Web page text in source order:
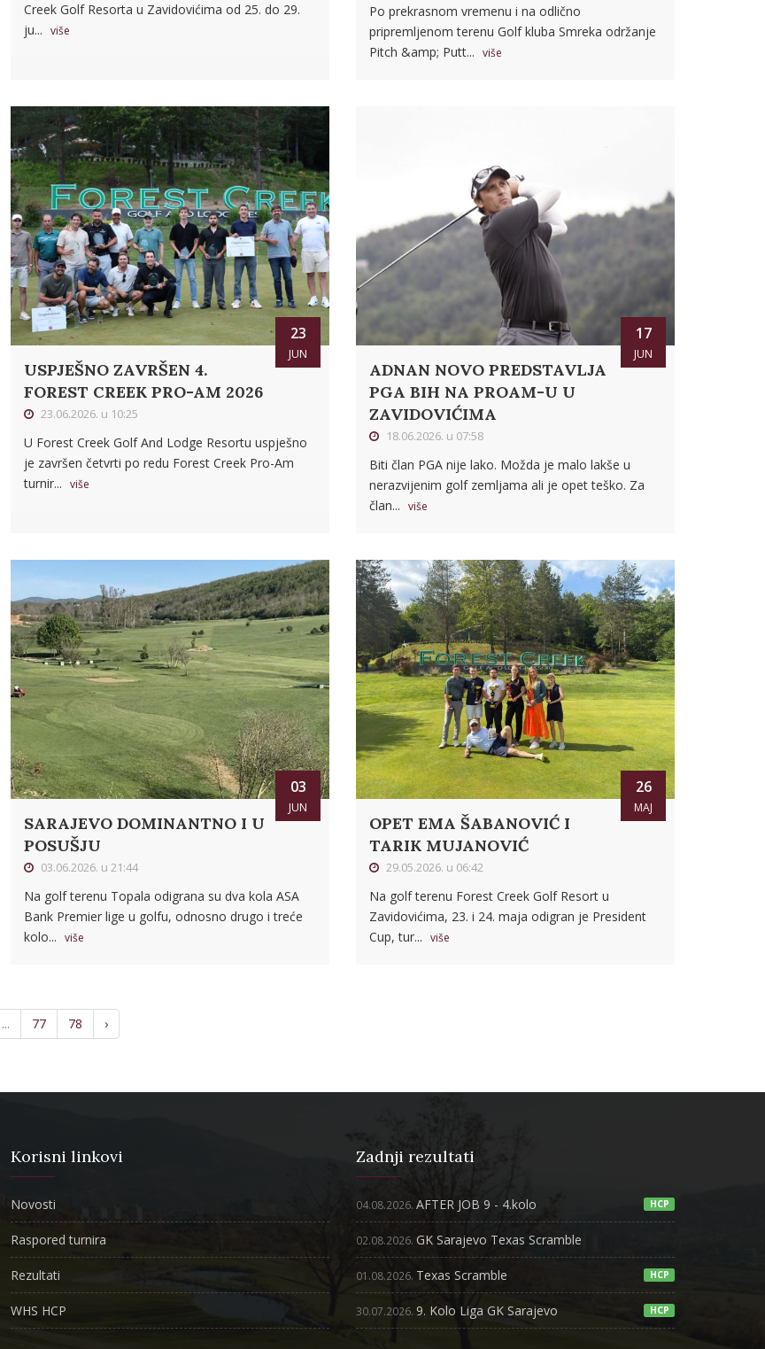
Creek Golf Resorta u Zavidovićima od 25. do 29.
ju... više
Po prekrasnom vremenu i na odlično
pripremljenom terenu Golf kluba Smreka održanje
Pitch &amp; Putt... više
23
JUN
USPJEŠNO ZAVRŠEN 4.
FOREST CREEK PRO-AM 2026
23.06.2026. u 10:25
U Forest Creek Golf And Lodge Resortu uspješno
je završen četvrti po redu Forest Creek Pro-Am
turnir... više
17
JUN
ADNAN NOVO PREDSTAVLJA
PGA BIH NA PROAM-U U
ZAVIDOVIĆIMA
18.06.2026. u 07:58
Biti član PGA nije lako. Možda je malo lakše u
nerazvijenim golf zemljama ali je opet teško. Za
član... više
03
JUN
SARAJEVO DOMINANTNO I U
POSUŠJU
03.06.2026. u 21:44
Na golf terenu Topala odigrana su dva kola ASA
Bank Premier lige u golfu, odnosno drugo i treće
kolo... više
26
MAJ
OPET EMA ŠABANOVIĆ I
TARIK MUJANOVIĆ
29.05.2026. u 06:42
Na golf terenu Forest Creek Golf Resort u
Zavidovićima, 23. i 24. maja odigran je President
Cup, tur... više
... 77 78 ›
Korisni linkovi
Novosti
Raspored turnira
Rezultati
WHS HCP
Zadnji rezultati
04.08.2026. AFTER JOB 9 - 4.kolo HCP
02.08.2026. GK Sarajevo Texas Scramble
01.08.2026. Texas Scramble HCP
30.07.2026. 9. Kolo Liga GK Sarajevo HCP